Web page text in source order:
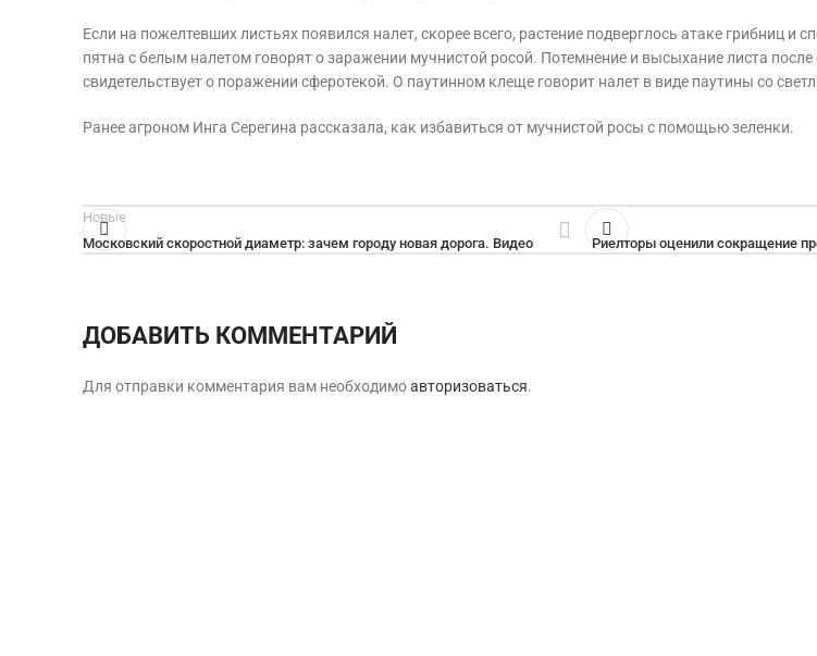
Если на пожелтевших листьях появился налет, скорее всего, растение подверглось атаке грибниц и
пятна с белым налетом говорят о заражении мучнистой росой. Потемнение и высыхание листа после
свидетельствует о поражении сферотекой. О паутинном клеще говорит налет в виде паутины со
Ранее агроном Инга Серегина рассказала, как избавиться от мучнистой росы с помощью зеленки.
Новые
Московский скоростной диаметр: зачем городу новая дорога. Видео
Риелторы оценили сокращение
ДОБАВИТЬ КОММЕНТАРИЙ
Для отправки комментария вам необходимоавторизоваться.